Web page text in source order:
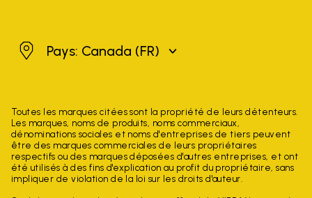
CanadaPays: Canada (FR)
Toutes les marques citées sont la propriété de leurs détenteurs.
Les marques, noms de produits, noms commerciaux,
dénominations sociales et noms d'entreprises de tiers peuvent
être des marques commerciales de leurs propriétaires
respectifs ou des marques déposées d'autres entreprises, et ont
été utilisés à des fins d'explication au profit du propriétaire, sans
impliquer de violation de la loi sur les droits d'auteur.